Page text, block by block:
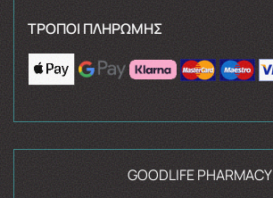
ΤΡΌΠΟΙ ΠΛΗΡΩΜΉΣ
GOODLIFE PHARMACY